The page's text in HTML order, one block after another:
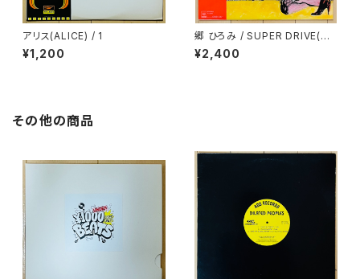
アリス(ALICE) / 1
¥1,200
郷 ひろみ / SUPER DRIVE(ス
ーパー・ドライブ)
¥2,400
その他の商品